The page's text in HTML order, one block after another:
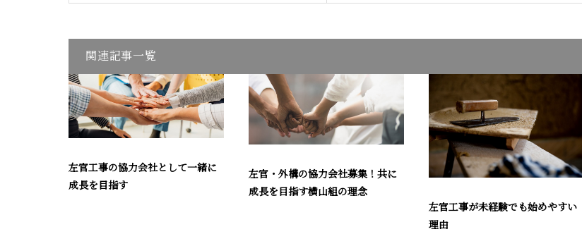
関連記事一覧
左官工事の協力会社として一緒に
成長を目指す
左官・外構の協力会社募集！共に
成長を目指す横山組の理念
左官工事が未経験でも始めやすい
理由